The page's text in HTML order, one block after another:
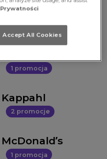
BioTech USA
2 promocje
1 promocja
Kappahl
2 promocje
McDonald’s
1 promocja
Accept All Cookies